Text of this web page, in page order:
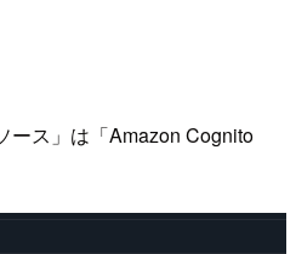
ース」は「Amazon Cognito